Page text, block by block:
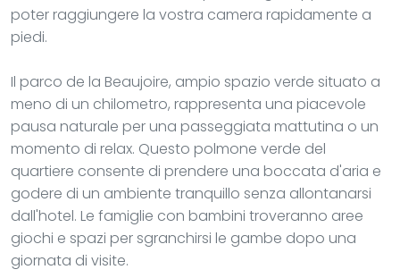
poter raggiungere la vostra camera rapidamente a
piedi.
Il parco de la Beaujoire, ampio spazio verde situato a
meno di un chilometro, rappresenta una piacevole
pausa naturale per una passeggiata mattutina o un
momento di relax. Questo polmone verde del
quartiere consente di prendere una boccata d'aria e
godere di un ambiente tranquillo senza allontanarsi
dall'hotel. Le famiglie con bambini troveranno aree
giochi e spazi per sgranchirsi le gambe dopo una
giornata di visite.